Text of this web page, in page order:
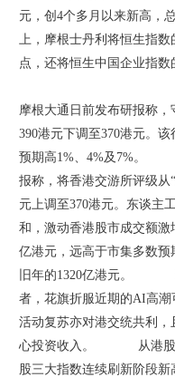
元，创4个多月以来新高
上，摩根士丹利将恒生指
点，还将恒生中国企业指数
摩根大通日前发布研报称，
390港元下调至370港元。
预期高1%、4%及7%。
报称，将香港交游所评级从
元上调至370港元。东谈主
和，激动香港股市成交额激
亿港元，远高于市集多数预
旧年的1320亿港元。 港
者，花旗折服近期的AI高
活动复苏亦对港交统共利
心投资收入。 从港股行
股三大指数连续刷新阶段新